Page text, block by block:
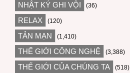
NHẬT KÝ GHI VỘI (36)
RELAX (120)
TẢN MẠN (1,410)
THẾ GIỚI CÔNG NGHỆ (3,388)
THẾ GIỚI CỦA CHÚNG TA (518)